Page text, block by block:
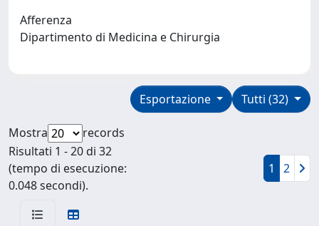
Afferenza
Dipartimento di Medicina e Chirurgia
Tutti (32)
Esportazione
Mostra
records
Risultati 1 - 20 di 32
(tempo di esecuzione:
0.048 secondi).
1 2